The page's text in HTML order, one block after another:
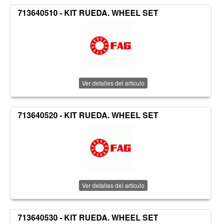
713640510 - KIT RUEDA. WHEEL SET
Ver detalles del artículo
713640520 - KIT RUEDA. WHEEL SET
Ver detalles del artículo
713640530 - KIT RUEDA. WHEEL SET